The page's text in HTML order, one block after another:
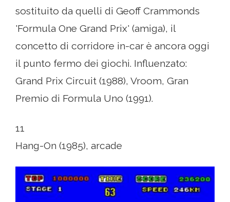
sostituito da quelli di Geoff Crammonds
'Formula One Grand Prix' (amiga), il
concetto di corridore in-car è ancora oggi
il punto fermo dei giochi. Influenzato:
Grand Prix Circuit (1988), Vroom, Gran
Premio di Formula Uno (1991).
11
Hang-On (1985), arcade